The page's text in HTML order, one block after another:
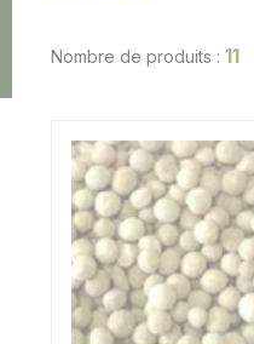
Nombre de produits : 11